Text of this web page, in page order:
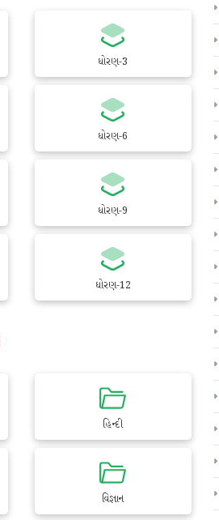
ધોરણ-3
ધોરણ-6
ધોરણ-9
ધોરણ-12
હિન્દી
વિજ્ઞાન